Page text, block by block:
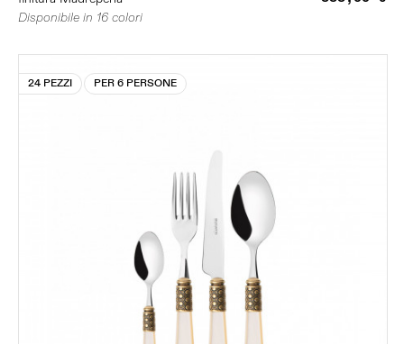
Disponibile in 16 colori
24 PEZZI PER 6 PERSONE